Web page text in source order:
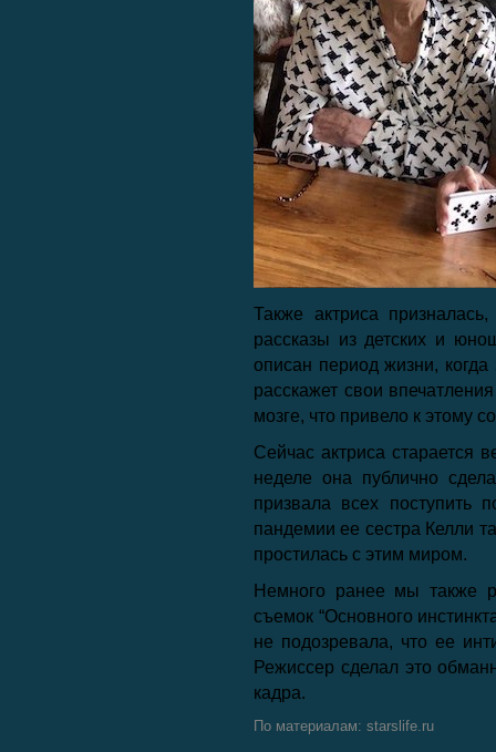
Также актриса
рассказы из детских и
описан период жизни,
расскажет свои
мозге, что привело к этому
Сейчас актриса старается
неделе она публично
призвала всех поступить
пандемии ее сестра Келли
простилась с этим миром.
Немного ранее мы также
съемок “Основного
не подозревала, что ее
Режиссер сделал это
кадра.
По материалам: starslife.ru